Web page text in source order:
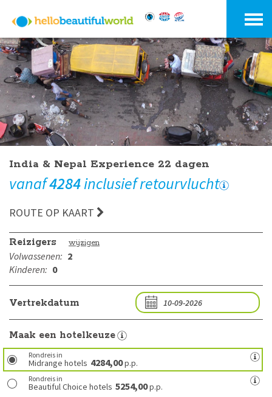
India & Nepal Experience 22 dagen
vanaf4284inclusief retourvlucht
ROUTE OP KAART
Reizigers wijzigen
Volwassenen: 2
Kinderen: 0
Vertrekdatum
Maak een hotelkeuze
Rondreis in
Midrange hotels 4284,00p.p.
Rondreis in
Beautiful Choice hotels 5254,00p.p.